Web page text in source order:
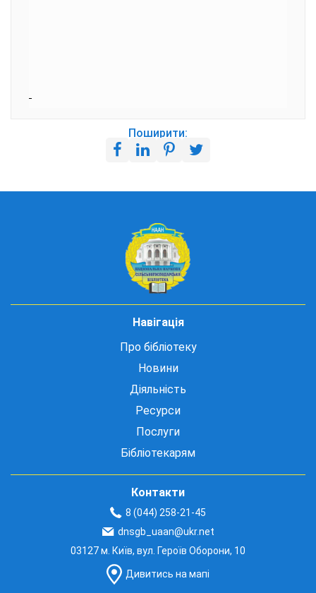
Поширити:
Навігація
Про бібліотеку
Новини
Діяльність
Ресурси
Послуги
Бібліотекарям
Контакти
8 (044) 258-21-45
dnsgb_uaan@ukr.net
03127 м. Київ, вул. Героїв Оборони, 10
Дивитись на мапі